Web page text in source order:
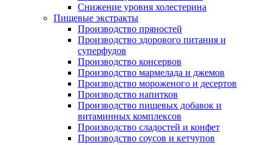
Снижение уровня холестерина
Пищевые экстракты
Производство пряностей
Производство здорового питания и
суперфудов
Производство консервов
Производство мармелада и джемов
Производство мороженого и десертов
Производство напитков
Производство пищевых добавок и
витаминных комплексов
Производство сладостей и конфет
Производство соусов и кетчупов